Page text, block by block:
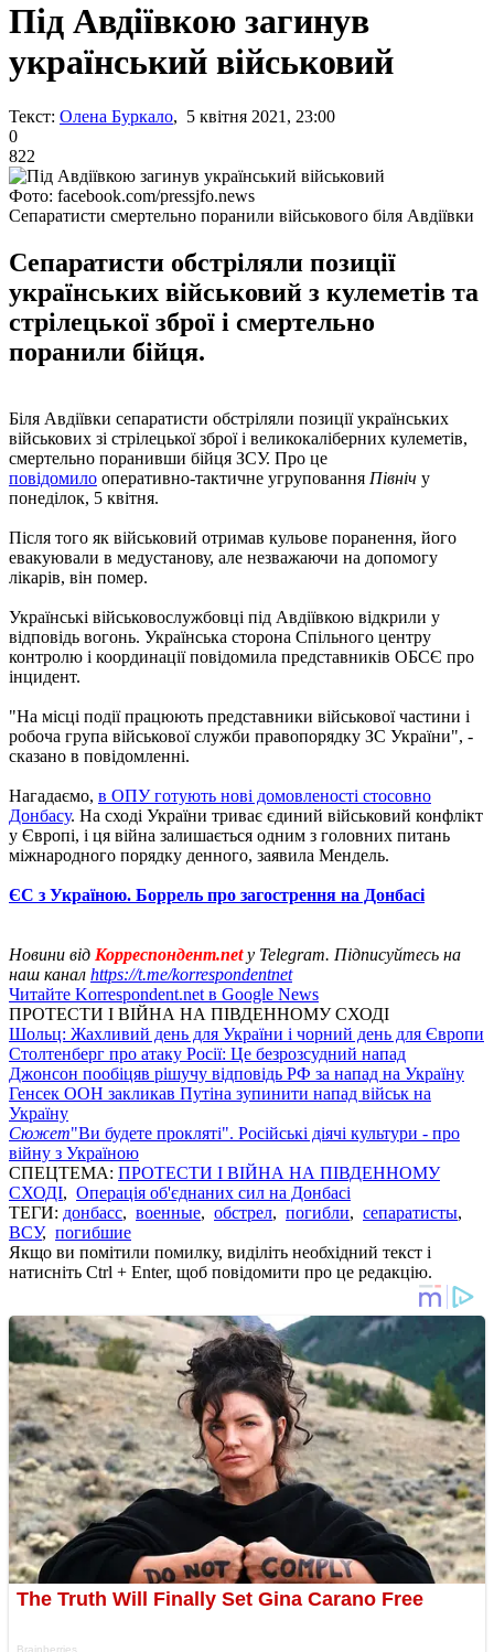
Під Авдіївкою загинув
український військовий
Текст: Олена Буркало, 5 квітня 2021, 23:00
0
822
Фото: facebook.com/pressjfo.news
Сепаратисти смертельно поранили військового біля Авдіївки
Сепаратисти обстріляли позиції
українських військовий з кулеметів та
стрілецької зброї і смертельно
поранили бійця.
Біля Авдіївки сепаратисти обстріляли позиції українських
військових зі стрілецької зброї і великокаліберних кулеметів,
смертельно поранивши бійця ЗСУ. Про це
повідомило оперативно-тактичне угруповання Північ у
понеділок, 5 квітня.
Після того як військовий отримав кульове поранення, його
евакуювали в медустанову, але незважаючи на допомогу
лікарів, він помер.
Українські військовослужбовці під Авдіївкою відкрили у
відповідь вогонь. Українська сторона Спільного центру
контролю і координації повідомила представників ОБСЄ про
інцидент.
"На місці події працюють представники військової частини і
робоча група військової служби правопорядку ЗС України", -
сказано в повідомленні.
Нагадаємо, в ОПУ готують нові домовленості стосовно
Донбасу. На сході України триває єдиний військовий конфлікт
у Європі, і ця війна залишається одним з головних питань
міжнародного порядку денного, заявила Мендель.
ЄС з Україною. Боррель про загострення на Донбасі
Новини від Корреспондент.netу Telegram. Підписуйтесь на
наш канал https://t.me/korrespondentnet
Читайте Korrespondent.net в Google News
ПРОТЕСТИ І ВІЙНА НА ПІВДЕННОМУ СХОДІ
Шольц: Жахливий день для України і чорний день для Європи
Столтенберг про атаку Росії: Це безрозсудний напад
Джонсон пообіцяв рішучу відповідь РФ за напад на Україну
Генсек ООН закликав Путіна зупинити напад військ на
Україну
Сюжет"Ви будете прокляті". Російські діячі культури - про
війну з Україною
СПЕЦТЕМА: ПРОТЕСТИ І ВІЙНА НА ПІВДЕННОМУ
СХОДІ, Операція об'єднаних сил на Донбасі
ТЕГИ: донбасс, военные, обстрел, погибли, сепаратисты,
ВСУ, погибшие
Якщо ви помітили помилку, виділіть необхідний текст і
натисніть Ctrl + Enter, щоб повідомити про це редакцію.